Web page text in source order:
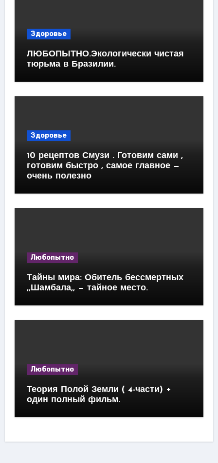
Здоровье
ЛЮБОПЫТНО.Экологически чистая
тюрьма в Бразилии.
Здоровье
10 рецептов Смузи . Готовим сами ,
готовим быстро , самое главное —
очень полезно
Любопытно
Тайны мира: Обитель бессмертных
,,Шамбала,, — тайное место.
Любопытно
Теория Полой Земли ( 4-части) +
один полный фильм.